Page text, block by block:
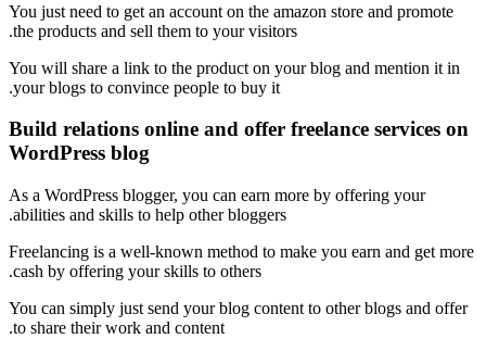
You just need to get an account on the amazon store and promote
the products and sell them to your visitors.
You will share a link to the product on your blog and mention it in
your blogs to convince people to buy it.
Build relations online and offer freelance services on
WordPress blog
As a WordPress blogger, you can earn more by offering your
abilities and skills to help other bloggers.
Freelancing is a well-known method to make you earn and get more
cash by offering your skills to others.
You can simply just send your blog content to other blogs and offer
to share their work and content.